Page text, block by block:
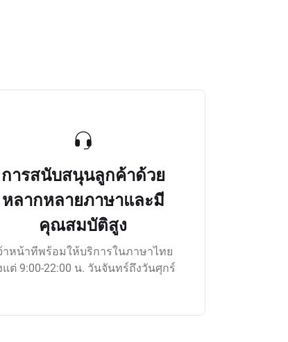
การสนับสนุนลูกค้าด้วย
หลากหลายภาษาและมี
คุณสมบัติสูง
าหน้าทีพร้อมให้บริการในภาษาไทย
แต่ 9:00-22:00 น. วันจันทร์ถึงวันศุกร์